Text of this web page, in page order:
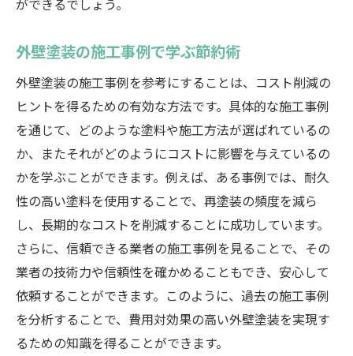
ができるでしょう。
外壁塗装の施工事例で学ぶ節約術
外壁塗装の施工事例を参考にすることは、コスト削減の
ヒントを得るための有効な方法です。具体的な施工事例
を通じて、どのような塗料や施工方法が選ばれているの
か、またそれがどのようにコストに影響を与えているの
かを学ぶことができます。例えば、ある事例では、耐久
性の高い塗料を使用することで、再塗装の頻度を減ら
し、長期的なコストを削減することに成功しています。
さらに、信頼できる業者の施工事例を見ることで、その
業者の技術力や信頼性を確かめることもでき、安心して
依頼することができます。このように、過去の施工事例
を分析することで、費用対効果の高い外壁塗装を実現す
るための知識を得ることができます。